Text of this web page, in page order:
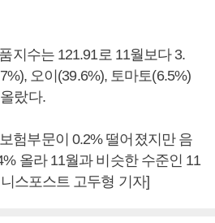
지수는 121.91로 11월보다 3.
오이(39.6%), 토마토(6.5%)
랐다.
험부문이 0.2% 떨어졌지만 음
올라 11월과 비슷한 수준인 11
스포스트 고두형 기자]